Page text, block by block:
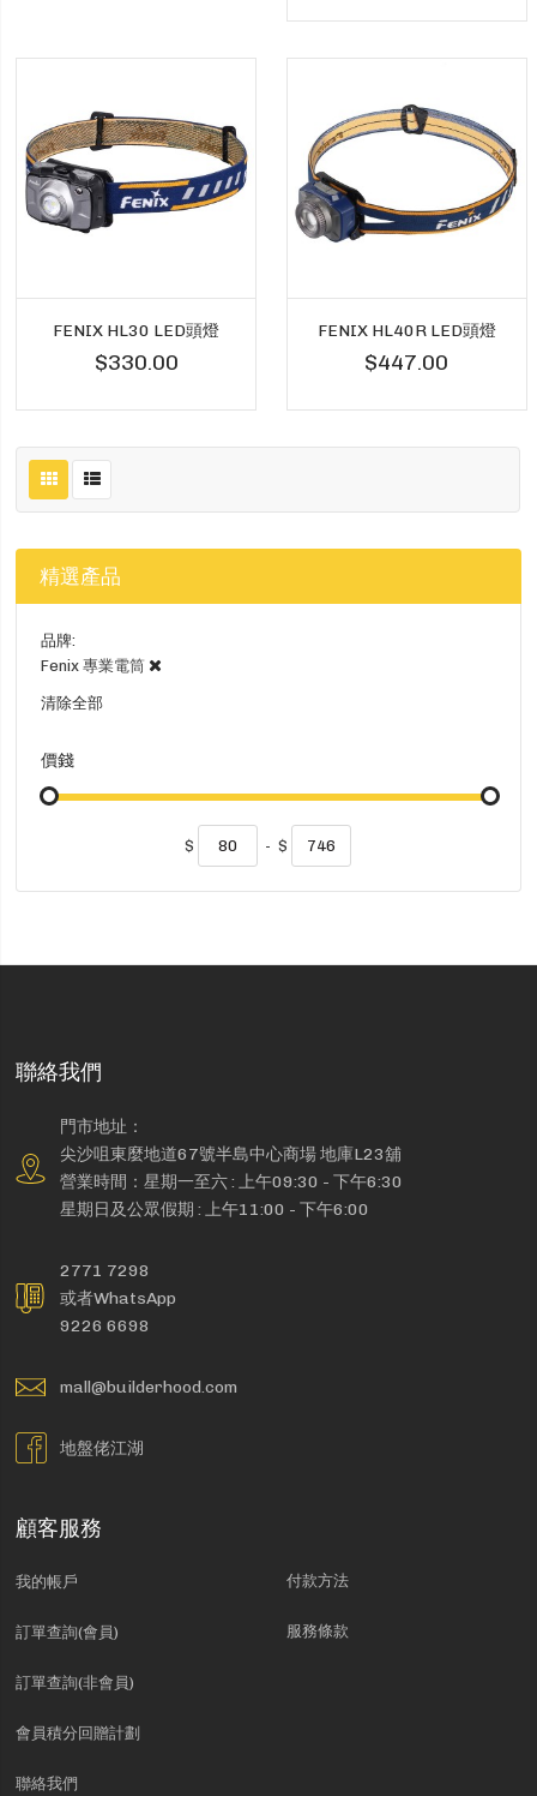
FENIX HL30 LED頭燈
$330.00
FENIX HL40R LED頭燈
$447.00
精選產品
品牌
Fenix 專業電筒
清除全部
價錢
$ - $
聯絡我們
門市地址：
尖沙咀東麼地道67號半島中心商場 地庫L23舖
營業時間：星期一至六 : 上午09:30 - 下午6:30
星期日及公眾假期 : 上午11:00 - 下午6:00
2771 7298
或者WhatsApp
9226 6698
mall@builderhood.com
地盤佬江湖
顧客服務
我的帳戶
訂單查詢(會員)
訂單查詢(非會員)
會員積分回贈計劃
聯絡我們
付款方法
服務條款